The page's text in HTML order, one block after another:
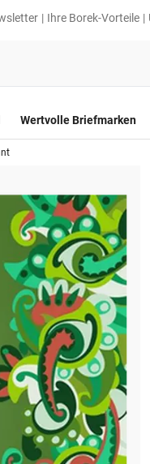
Ihre Borek-Vorteile
Wertvolle Briefmarken